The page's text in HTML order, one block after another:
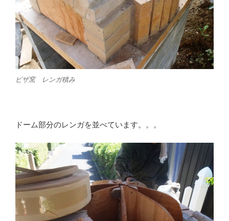
ピザ窯 レンガ積み
ドーム部分のレンガを並べています。。。